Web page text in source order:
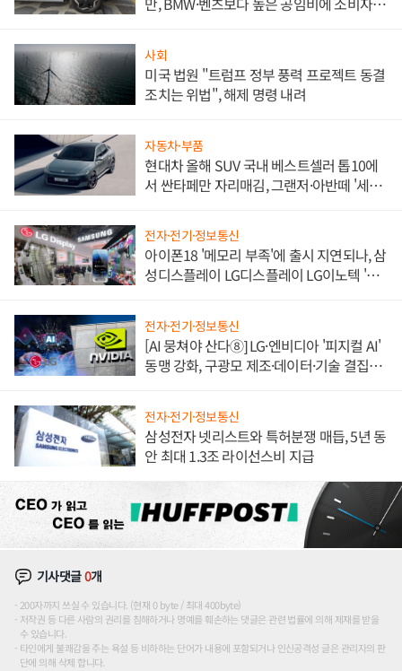
사회
미국 법원 "트럼프 정부 풍력 프로젝트 동결
조치는 위법", 해제 명령 내려
자동차·부품
현대차 올해 SUV 국내 베스트셀러 톱10에
서 싼타페만 자리매김, 그랜저·아반떼 '세단
전자·전기·정보통신
아이폰18 '메모리 부족'에 출시 지연되나, 삼
성디스플레이 LG디스플레이 LG이노텍 '탈
전자·전기·정보통신
[AI 뭉쳐야 산다⑧] LG·엔비디아 '피지컬 AI'
동맹 강화, 구광모 제조·데이터·기술 결집
전자·전기·정보통신
삼성전자 넷리스트와 특허분쟁 매듭, 5년 동
안 최대 1.3조 라이선스비 지급
기사댓글0개
200자까지 쓰실 수 있습니다. (현재 0 byte / 최대 400byte)
저작권 등 다른 사람의 권리를 침해하거나 명예를 훼손하는 댓글은 관련 법률에 의해 제재를 받을
수 있습니다.
타인에게 불쾌감을 주는 욕설 등 비하하는 단어가 내용에 포함되거나 인신공격성 글은 관리자의 판
단에 의해 삭제 합니다.